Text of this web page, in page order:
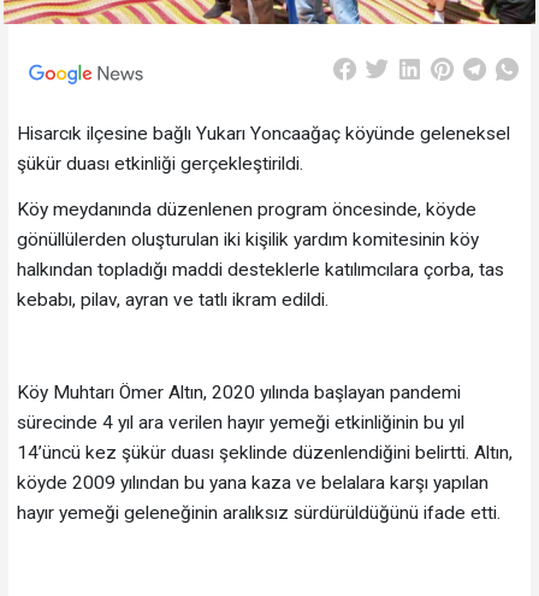
Hisarcık ilçesine bağlı Yukarı Yoncaağaç köyünde geleneksel
şükür duası etkinliği gerçekleştirildi.
Köy meydanında düzenlenen program öncesinde, köyde
gönüllülerden oluşturulan iki kişilik yardım komitesinin köy
halkından topladığı maddi desteklerle katılımcılara çorba, tas
kebabı, pilav, ayran ve tatlı ikram edildi.
Köy Muhtarı Ömer Altın, 2020 yılında başlayan pandemi
sürecinde 4 yıl ara verilen hayır yemeği etkinliğinin bu yıl
14’üncü kez şükür duası şeklinde düzenlendiğini belirtti. Altın,
köyde 2009 yılından bu yana kaza ve belalara karşı yapılan
hayır yemeği geleneğinin aralıksız sürdürüldüğünü ifade etti.